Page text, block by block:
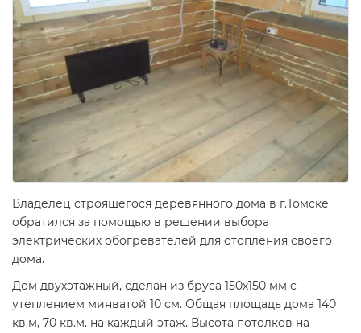
Владелец строящегося деревянного дома в г.Томске
обратился за помощью в решении выбора
электрических обогревателей для отопления своего
дома.
Дом двухэтажный, сделан из бруса 150х150 мм с
утеплением минватой 10 см. Общая площадь дома 140
кв.м, 70 кв.м. на каждый этаж. Высота потолков на